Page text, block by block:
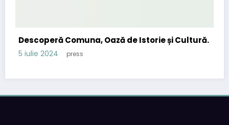
Descoperă Comuna, Oază de Istorie și Cultură.
5 iulie 2024 press